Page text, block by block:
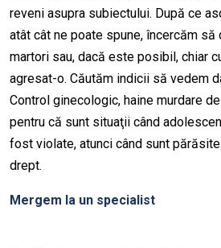
reveni asupra subiectului. După ce
atât cât ne poate spune, încercăm
martori sau, dacă este posibil, chiar
agresat-o. Căutăm indicii să vedem
Control ginecologic, haine murdare
pentru că sunt situaţii când
fost violate, atunci când sunt
drept.
Mergem la un specialist